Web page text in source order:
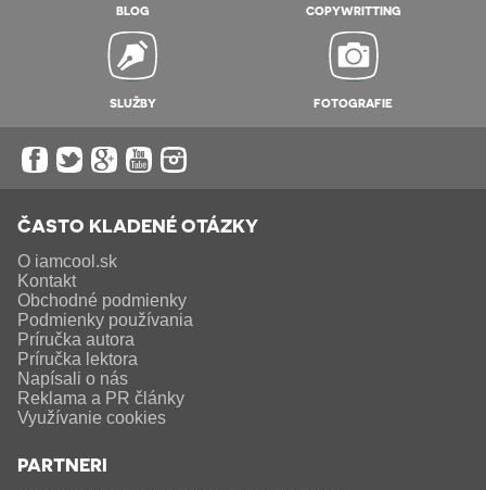
BLOG COPYWRITTING
SLUŽBY FOTOGRAFIE
ČASTO KLADENÉ OTÁZKY
O iamcool.sk
Kontakt
Obchodné podmienky
Podmienky používania
Príručka autora
Príručka lektora
Napísali o nás
Reklama a PR články
Využívanie cookies
PARTNERI